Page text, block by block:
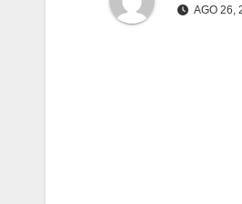
AGO 26,